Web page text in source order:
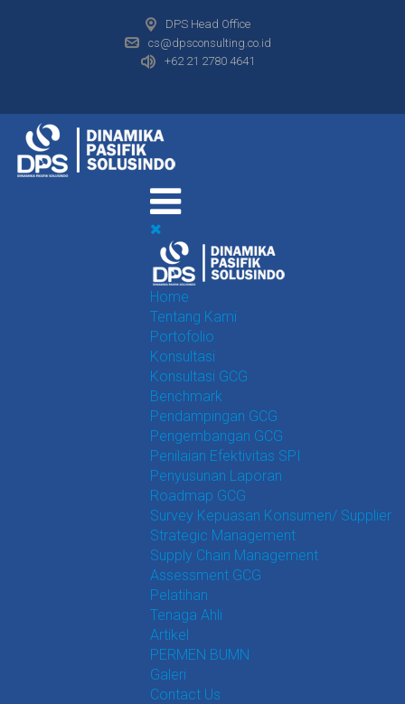
DPS Head Office
cs@dpsconsulting.co.id
+62 21 2780 4641
Home
Tentang Kami
Portofolio
Konsultasi
Konsultasi GCG
Benchmark
Pendampingan GCG
Pengembangan GCG
Penilaian Efektivitas SPI
Penyusunan Laporan
Roadmap GCG
Survey Kepuasan Konsumen/ Supplier
Strategic Management
Supply Chain Management
Assessment GCG
Pelatihan
Tenaga Ahli
Artikel
PERMEN BUMN
Galeri
Contact Us